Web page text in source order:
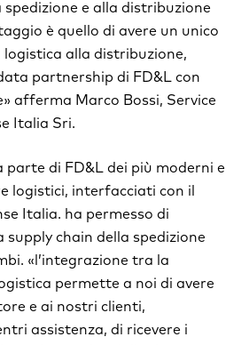
e alla distribuzione
è quello di avere un unico
alla distribuzione,
partnership di FD&L con
afferma Marco Bossi, Service
Italia Sri.
parte di FD&L dei più moderni e
logistici, interfacciati con il
Italia. ha permesso di
chain della spedizione
«l’integrazione tra la
permette a noi di avere
e ai nostri clienti,
assistenza, di ricevere i